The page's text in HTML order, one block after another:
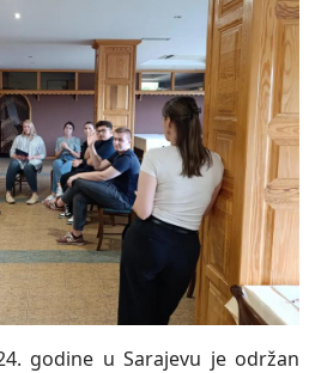
godine u Sarajevu je održan